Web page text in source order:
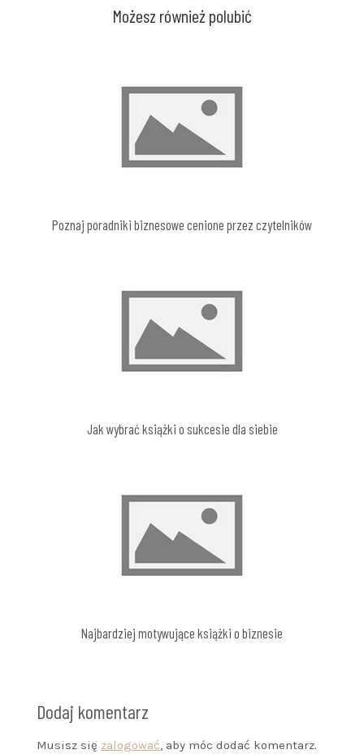
Możesz również polubić
Poznaj poradniki biznesowe cenione przez czytelników
Jak wybrać książki o sukcesie dla siebie
Najbardziej motywujące książki o biznesie
Dodaj komentarz
Musisz się zalogować, aby móc dodać komentarz.